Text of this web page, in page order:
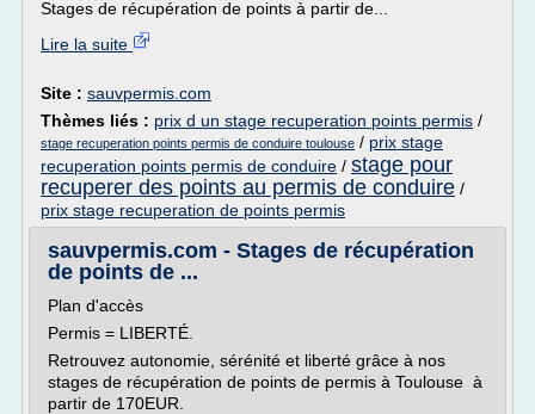
Stages de récupération de points à partir de...
Lire la suite
Site : sauvpermis.com
Thèmes liés : prix d un stage recuperation points permis /
stage recuperation points permis de conduire toulouse / prix stage
recuperation points permis de conduire / stage pour
recuperer des points au permis de conduire /
prix stage recuperation de points permis
sauvpermis.com - Stages de récupération
de points de ...
Plan d'accès
Permis = LIBERTÉ.
Retrouvez autonomie, sérénité et liberté grâce à nos
stages de récupération de points de permis à Toulouse à
partir de 170EUR.